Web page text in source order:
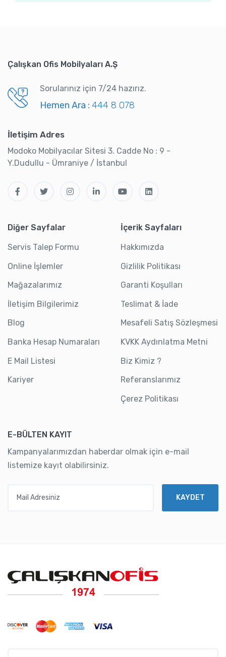
Çalışkan Ofis Mobilyaları A.Ş
Sorularınız için 7/24 hazırız.
Hemen Ara : 444 8 078
İletişim Adres
Modoko Mobilyacılar Sitesi 3. Cadde No : 9 -
Y.Dudullu - Ümraniye / İstanbul
Diğer Sayfalar
Servis Talep Formu
Online İşlemler
Mağazalarımız
İletişim Bilgilerimiz
Blog
Banka Hesap Numaraları
E Mail Listesi
Kariyer
İçerik Sayfaları
Hakkımızda
Gizlilik Politikası
Garanti Koşulları
Teslimat & İade
Mesafeli Satış Sözleşmesi
KVKK Aydınlatma Metni
Biz Kimiz ?
Referanslarımız
Çerez Politikası
E-BÜLTEN KAYIT
Kampanyalarımızdan haberdar olmak için e-mail
listemize kayıt olabilirsiniz.
KAYDET